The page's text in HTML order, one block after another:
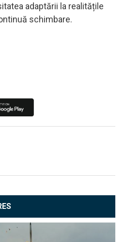
adaptării la realitățile
schimbare.